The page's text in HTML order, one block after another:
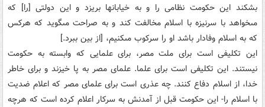
بشکند اين حکومت نظامى را و به خيابانها بريزد و اين دولتى [را] که
مى‏خواهد با سرنيزه با اسلام مخالفت کند و به صراحت مى‏گويد که هرکس
که به اسلام وفادار باشد او را سرکوب مى‏کنيم، [از بين ببرد.]
اين تکليفى است براى ملت مصر، براى علمايى که وابسته به حکومت
نيستند. اين تکليفى است براى علما. علماى مصر به پا خيزند و براى خاطر
خدا، از اسلام دفاع کنند. چه عذرى است براى علماى مصر که اعلام ضديت
با اسلام را- اين حکومت قبل از آمدنش به سرکار اعلام کرده است که هرچه